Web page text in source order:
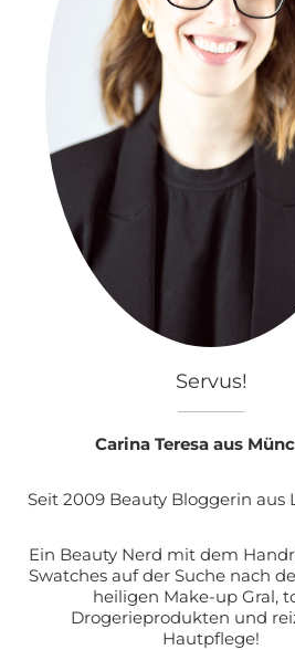
Servus!
Carina Teresa aus
Seit 2009 Beauty Bloggerin aus
Ein Beauty Nerd mit dem
Swatches auf der Suche nach
heiligen Make-up Gral,
Drogerieprodukten und
Hautpflege!